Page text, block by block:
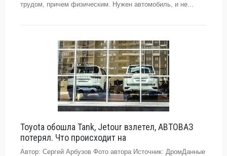
трудом, причем физическим. Нужен автомобиль, и не...
Toyota обошла Tank, Jetour взлетел, АВТОВАЗ
потерял. Что происходит на
Автор: Сергей Арбузов Фото автора Источник: ДромДанные